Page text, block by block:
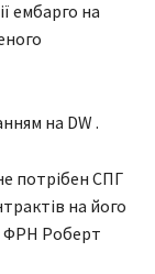
ембарго на
на DW .
потрібен СПГ
на його
ФРН Роберт